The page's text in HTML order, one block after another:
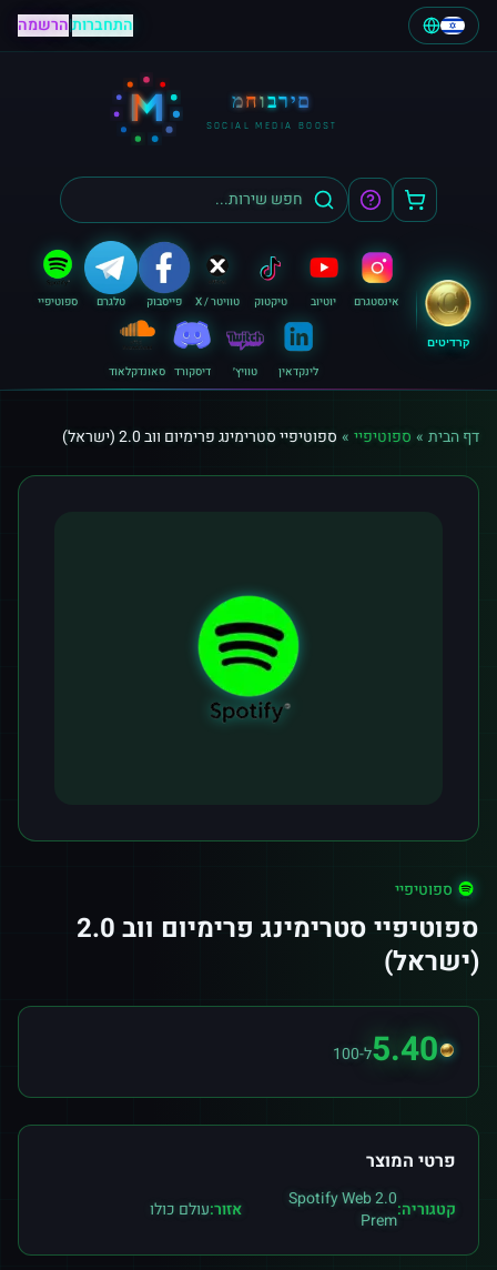
התחברות|הרשמה
M מחוברים
SOCIAL MEDIA BOOST
קרדיטים
אינסטגרם יוטיוב טיקטוק טוויטר / X פייסבוק טלגרם ספוטיפיי
לינקדאין טוויץ׳ דיסקורד סאונדקלאוד
דף הבית » ספוטיפיי » ספוטיפיי סטרימינג פרימיום ווב 2.0 (ישראל)
ספוטיפיי
ספוטיפיי סטרימינג פרימיום ווב 2.0
(ישראל)
5.40ל-100
פרטי המוצר
קטגוריה:Spotify Web 2.0
Prem
אזור:עולם כולו